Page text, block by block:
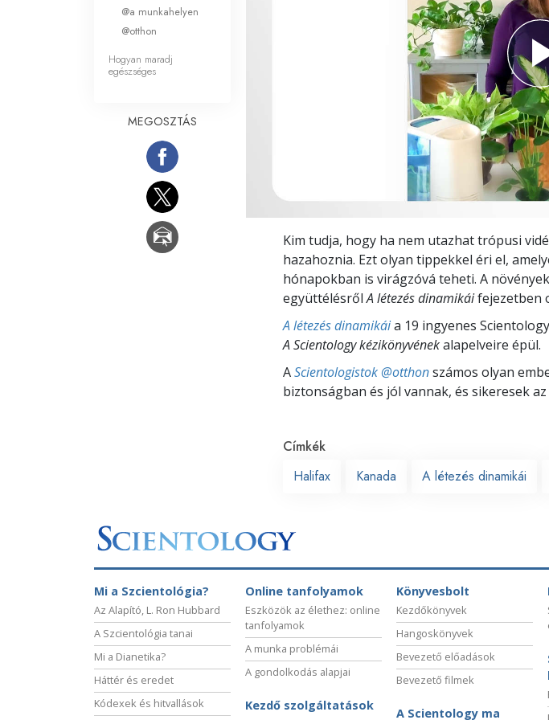
Kim tudja, hogy ha nem utazhat trópusi
hazahoznia. Ezt olyan tippekkel éri el,
hónapokban is virágzóvá teheti. A
együttélésrőlA létezés dinamikáifejezetben
A létezés dinamikáia 19 ingyenes
A Scientology kézikönyvénekalapelveire épül.
AScientologistok @otthonszámos olyan
biztonságban és jól vannak, és sikeresek
Címkék
Halifax
Kanada A létezés dinamikái
@a munkahelyen
@otthon
Hogyan maradj
egészséges
MEGOSZTÁS
Mi a Szcientológia?
Az Alapító, L. Ron Hubbard
A Szcientológia tanai
Mi a Dianetika?
Háttér és eredet
Kódexek és hitvallások
Online tanfolyamok
Eszközök az élethez: online
tanfolyamok
A munka problémái
A gondolkodás alapjai
Kezdő szolgáltatások
Könyvesbolt
Kezdőkönyvek
Hangoskönyvek
Bevezető előadások
Bevezető filmek
A Scientology ma